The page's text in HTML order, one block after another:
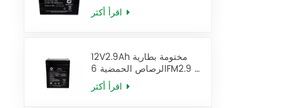
12V2.9Ah مختومة بطارية
الرصاص الحمضية 6FM2.9 يو
بي إس البطارية